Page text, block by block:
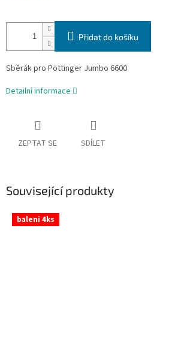
Přidat do košíku
Sběrák pro Pöttinger Jumbo 6600
Detailní informace
ZEPTAT SE SDÍLET
Související produkty
baleni 4ks